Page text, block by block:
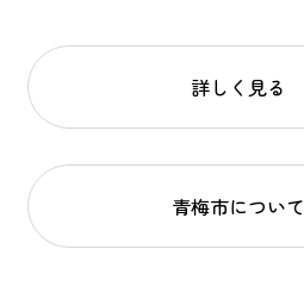
詳しく見る
青梅市について